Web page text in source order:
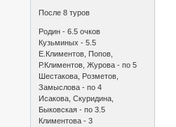
После 8 туров
Родин - 6.5 очков
Кузьминых - 5.5
Е.Климентов, Попов,
Р.Климентов, Журова - по 5
Шестакова, Розметов,
Замыслова - по 4
Исакова, Скуридина,
Быковская - по 3.5
Климентова - 3